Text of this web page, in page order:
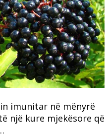
imunitar në mënyrë
një kure mjekësore që